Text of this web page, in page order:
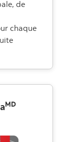
de
chaque
MD